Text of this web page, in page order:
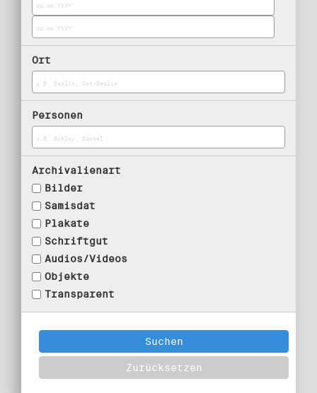
Ort
Personen
Archivalienart
Bilder
Samisdat
Plakate
Schriftgut
Audios/Videos
Objekte
Transparent